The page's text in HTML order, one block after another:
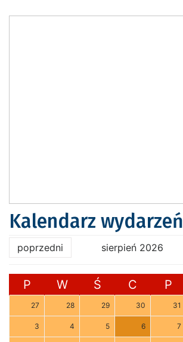
Kalendarz wydarzeń
poprzedni sierpień 2026
P W Ś C P
27 28 29 30 31
3 4 5 6 7